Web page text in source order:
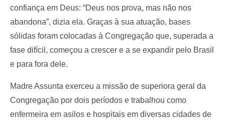
confiança em Deus: “Deus nos prova, mas não nos
abandona”, dizia ela. Graças à sua atuação, bases
sólidas foram colocadas à Congregação que, superada a
fase difícil, começou a crescer e a se expandir pelo Brasil
e para fora dele.
Madre Assunta exerceu a missão de superiora geral da
Congregação por dois períodos e trabalhou como
enfermeira em asilos e hospitais em diversas cidades de